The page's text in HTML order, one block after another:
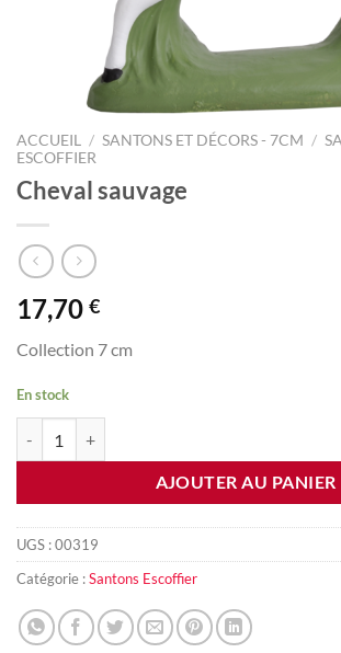
ACCUEIL / SANTONS ET DÉCORS - 7CM /
ESCOFFIER
Cheval sauvage
17,70 €
Collection 7 cm
En stock
AJOUTER AU PANIER
UGS :00319
Catégorie :Santons Escoffier